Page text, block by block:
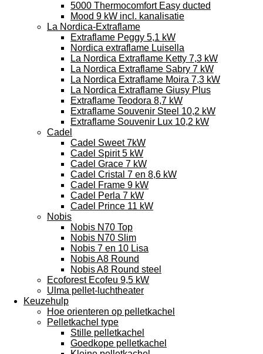
5000 Thermocomfort Easy ducted
Mood 9 kW incl. kanalisatie
La Nordica-Extraflame
Extraflame Peggy 5,1 kW
Nordica extraflame Luisella
La Nordica Extraflame Ketty 7,3 kW
La Nordica Extraflame Sabry 7 kW
La Nordica Extraflame Moira 7,3 kW
La Nordica Extraflame Giusy Plus
Extraflame Teodora 8,7 kW
Extraflame Souvenir Steel 10,2 kW
Extraflame Souvenir Lux 10,2 kW
Cadel
Cadel Sweet 7kW
Cadel Spirit 5 kW
Cadel Grace 7 kW
Cadel Cristal 7 en 8,6 kW
Cadel Frame 9 kW
Cadel Perla 7 kW
Cadel Prince 11 kW
Nobis
Nobis N70 Top
Nobis N70 Slim
Nobis 7 en 10 Lisa
Nobis A8 Round
Nobis A8 Round steel
Ecoforest Ecofeu 9,5 kW
Ulma pellet-luchtheater
Keuzehulp
Hoe orienteren op pelletkachel
Pelletkachel type
Stille pelletkachel
Goedkope pelletkachel